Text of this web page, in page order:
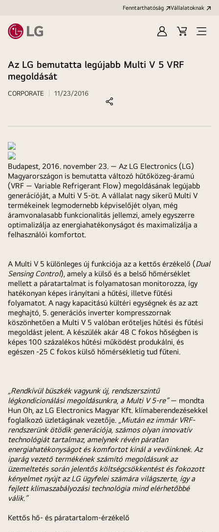
Fenntarthatóság Vállalatoknak
Bejelentkezés
KosárMenü
Az LG bemutatta legújabb Multi V 5 VRF
megoldását
CORPORATE
11/23/2016
Megosztás
Budapest, 2016. november 23. — Az LG Electronics (LG)
Magyarországon is bemutatta változó hűtőközeg-áramú
(VRF — Variable Refrigerant Flow) megoldásának legújabb
generációját, a Multi V 5-öt. A vállalat nagy sikerű Multi V
termékeinek legmodernebb képviselőjét olyan, még
áramvonalasabb funkcionalitás jellemzi, amely egyszerre
optimalizálja az energiahatékonyságot és maximalizálja a
felhasználói komfortot.
A Multi V 5 különleges új funkciója az a kettős érzékelő (Dual
Sensing Control), amely a külső és a belső hőmérséklet
mellett a páratartalmat is folyamatosan monitorozza, így
hatékonyan képes irányítani a hűtési, illetve fűtési
folyamatot. A nagy kapacitású kültéri egységnek és az azt
meghajtó, 5. generációs inverter kompresszornak
köszönhetően a Multi V 5 valóban erőteljes hűtési és fűtési
megoldást jelent. A készülék akár 48 C fokos hőségben is
képes 100 százalékos hűtési működést produkálni, és
egészen -25 C fokos külső hőmérsékletig tud fűteni.
„Rendkívül büszkék vagyunk új, rendszerszintű
légkondicionálási megoldásunkra, a Multi V 5-re”— mondta
Hun Oh, az LG Electronics Magyar Kft. klímaberendezésekkel
foglalkozó üzletágának vezetője. „Miután ez immár VRF-
rendszerünk ötödik generációja, számos olyan innovatív
technológiát tartalmaz, amelynek révén páratlan
energiahatékonyságot és komfortot kínál a vevőinknek. Az
iparág vezető termékének számító megoldásunk az
üzemeltetés során jelentős költségcsökkentést és fokozott
kényelmet nyújt az LG ügyfelei számára világszerte, így a
fejlett klímaszabályozási technológia mind elérhetőbbé
válik.”
Kettős hő- és páratartalom-érzékelő